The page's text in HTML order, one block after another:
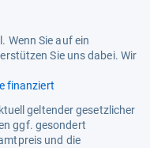
Wenn Sie auf ein
Sie uns dabei. Wir
finanziert
geltender gesetzlicher
ggf. gesondert
und die